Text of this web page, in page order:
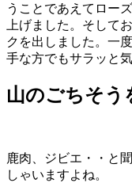
うことであえてロー
上げました。そして
クを出しました。一
手な方でもサラッと
山のごちそう
鹿肉、ジビエ・・と
しゃいますよね。